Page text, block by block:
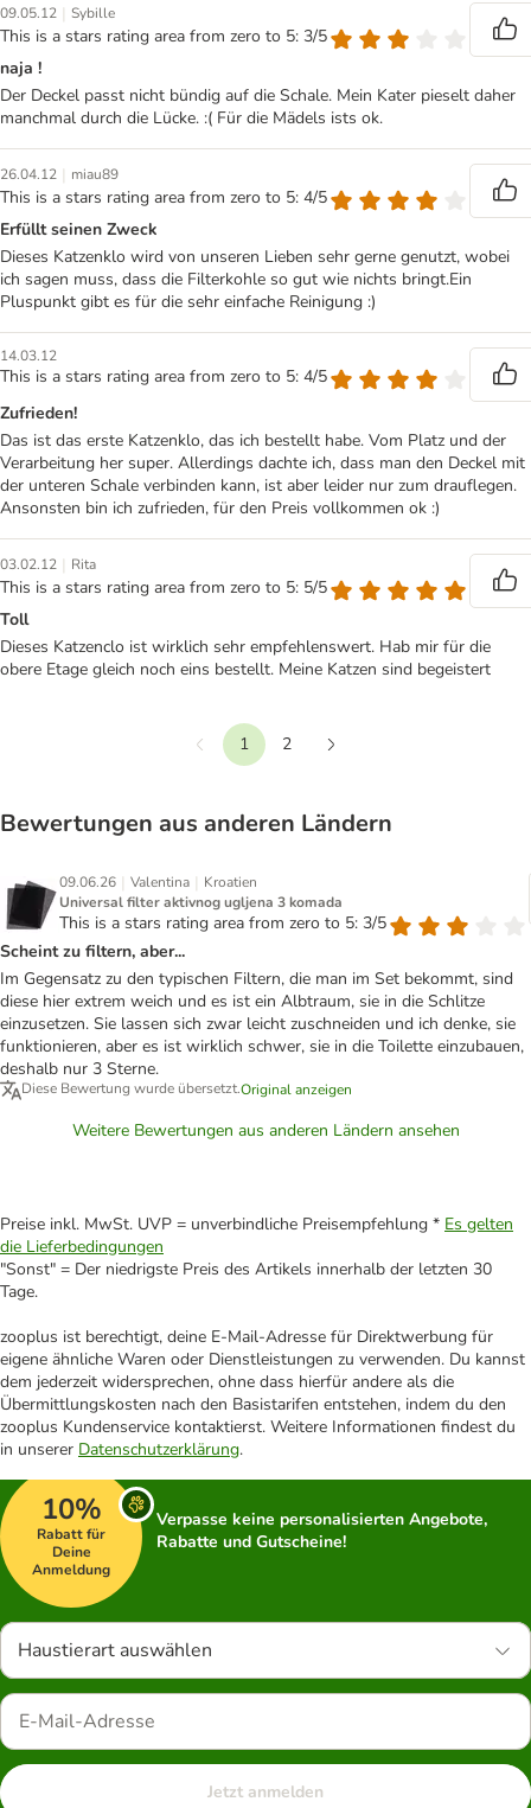
09.05.12 | Sybille
This is a stars rating area from zero to 5: 3/5
naja !
Der Deckel passt nicht bündig auf die Schale. Mein Kater pieselt daher
manchmal durch die Lücke. :( Für die Mädels ists ok.
26.04.12 | miau89
This is a stars rating area from zero to 5: 4/5
Erfüllt seinen Zweck
Dieses Katzenklo wird von unseren Lieben sehr gerne genutzt, wobei
ich sagen muss, dass die Filterkohle so gut wie nichts bringt.Ein
Pluspunkt gibt es für die sehr einfache Reinigung :)
14.03.12
This is a stars rating area from zero to 5: 4/5
Zufrieden!
Das ist das erste Katzenklo, das ich bestellt habe. Vom Platz und der
Verarbeitung her super. Allerdings dachte ich, dass man den Deckel mit
der unteren Schale verbinden kann, ist aber leider nur zum drauflegen.
Ansonsten bin ich zufrieden, für den Preis vollkommen ok :)
03.02.12 | Rita
This is a stars rating area from zero to 5: 5/5
Toll
Dieses Katzenclo ist wirklich sehr empfehlenswert. Hab mir für die
obere Etage gleich noch eins bestellt. Meine Katzen sind begeistert
Vorherige
1
2
Bewertungen aus anderen Ländern
09.06.26 | Valentina | Kroatien
Universal filter aktivnog ugljena 3 komada
This is a stars rating area from zero to 5: 3/5
Scheint zu filtern, aber...
Im Gegensatz zu den typischen Filtern, die man im Set bekommt, sind
diese hier extrem weich und es ist ein Albtraum, sie in die Schlitze
einzusetzen. Sie lassen sich zwar leicht zuschneiden und ich denke, sie
funktionieren, aber es ist wirklich schwer, sie in die Toilette einzubauen,
deshalb nur 3 Sterne.
Diese Bewertung wurde übersetzt.Original anzeigen
Weitere Bewertungen aus anderen Ländern ansehen
Preise inkl. MwSt. UVP = unverbindliche Preisempfehlung * Es gelten
die Lieferbedingungen
"Sonst" = Der niedrigste Preis des Artikels innerhalb der letzten 30
Tage.
zooplus ist berechtigt, deine E-Mail-Adresse für Direktwerbung für
eigene ähnliche Waren oder Dienstleistungen zu verwenden. Du kannst
dem jederzeit widersprechen, ohne dass hierfür andere als die
Übermittlungskosten nach den Basistarifen entstehen, indem du den
zooplus Kundenservice kontaktierst. Weitere Informationen findest du
in unserer Datenschutzerklärung.
10%
Rabatt für
Deine
Anmeldung
Verpasse keine personalisierten Angebote,
Rabatte und Gutscheine!
Haustierart auswählen
Jetzt anmelden